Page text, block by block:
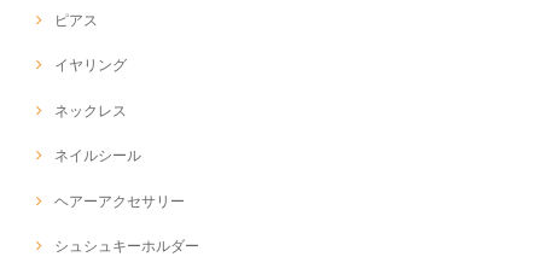
ピアス
イヤリング
ネックレス
ネイルシール
ヘアーアクセサリー
シュシュキーホルダー